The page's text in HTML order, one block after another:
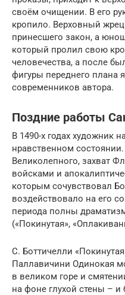
своём очищении. В его
кропило. Верховный
принесшего закон, а
который пролил свою
человечества, а после
фигуры переднего плана
современников автора.
Поздние работы
В 1490-х годах художник
нравственном
Великолепного, захват
войсками и
которым сочувствовал
воздействовало на его
периода полны
(«Покинутая»,
С. Боттичелли
Паллавичини Одинокая
в великом горе и
на фоне глухой стены – и